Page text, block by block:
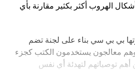
الهروب أكثر بكثير مقارنة بأي
بي بي سي بناء على لجنة تضم
وهم معالجون يستخدمون الكتب كجزء
توصياتهم لتهدئة أي نفس